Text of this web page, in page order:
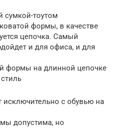
сумкой-тоутом
формы, в качестве
цепочка. Самый
и для офиса, и для
формы на длинной цепочке
исключительно с обувью на
допустима, но